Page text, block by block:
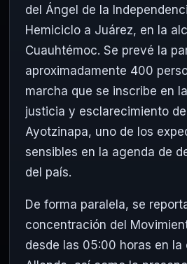
del Ángel de la
Hemiciclo a Juárez, en la
Cuauhtémoc. Se prevé la
aproximadamente 400
marcha que se inscribe en
justicia y esclarecimiento
Ayotzinapa, uno de los
sensibles en la agenda de
del país.
De forma paralela, se
concentración del
desde las 05:00 horas en la